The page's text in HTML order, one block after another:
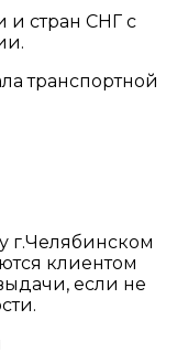
и стран СНГ с
транспортной
г.Челябинском
клиентом
если не